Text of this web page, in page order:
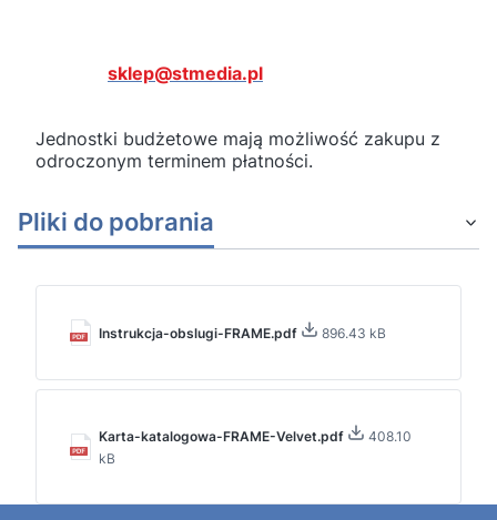
sklep@stmedia.pl
Jednostki budżetowe mają możliwość zakupu z
odroczonym terminem płatności.
Pliki do pobrania
Instrukcja-obslugi-FRAME.pdf 896.43 kB
Karta-katalogowa-FRAME-Velvet.pdf
408.10
kB